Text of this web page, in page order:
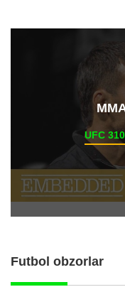
ММА
UFC
Futbol obzorlar